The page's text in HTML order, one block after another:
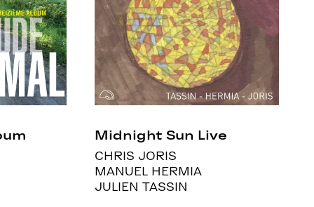
Midnight Sun Live
CHRIS JORIS
MANUEL HERMIA
JULIEN TASSIN